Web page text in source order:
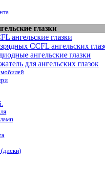
глазки
ангельские глазки
CCFL ангельских
ангельские глазки
для ангельских глазок